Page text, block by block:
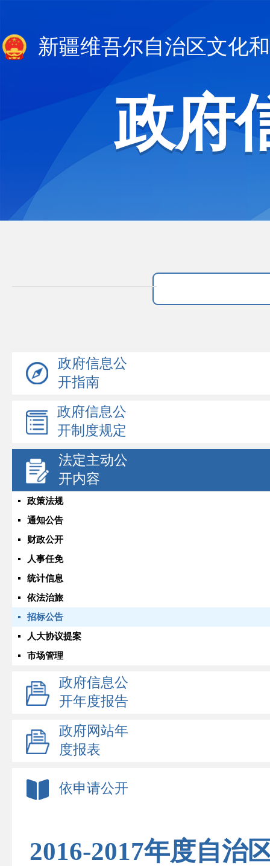
新疆维吾尔自治区文化
政府
政府信息公
开指南
政府信息公
开制度规定
法定主动公
开内容
政策法规
通知公告
财政公开
人事任免
统计信息
依法治旅
招标公告
人大协议提案
市场管理
政府信息公
开年度报告
政府网站年
度报表
依申请公开
2016-2017年度自治